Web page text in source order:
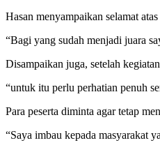
Hasan menyampaikan selamat
“Bagi yang sudah menjadi juara
Disampaikan juga, setelah
“untuk itu perlu perhatian penuh
Para peserta diminta agar tetap
“Saya imbau kepada masyarakat